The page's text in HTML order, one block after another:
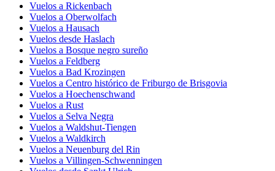
Vuelos a Rickenbach
Vuelos a Oberwolfach
Vuelos a Hausach
Vuelos desde Haslach
Vuelos a Bosque negro sureño
Vuelos a Feldberg
Vuelos a Bad Krozingen
Vuelos a Centro histórico de Friburgo de Brisgovia
Vuelos a Hoechenschwand
Vuelos a Rust
Vuelos a Selva Negra
Vuelos a Waldshut-Tiengen
Vuelos a Waldkirch
Vuelos a Neuenburg del Rin
Vuelos a Villingen-Schwenningen